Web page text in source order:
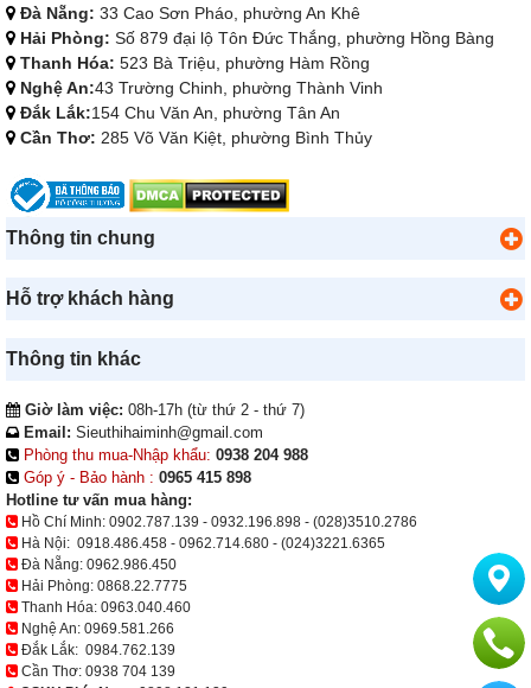
Đà Nẵng: 33 Cao Sơn Pháo, phường An Khê
Hải Phòng: Số 879 đại lộ Tôn Đức Thắng, phường Hồng Bàng
Thanh Hóa: 523 Bà Triệu, phường Hàm Rồng
Nghệ An:43 Trường Chinh, phường Thành Vinh
Đắk Lắk:154 Chu Văn An, phường Tân An
Cần Thơ: 285 Võ Văn Kiệt, phường Bình Thủy
Thông tin chung
Hỗ trợ khách hàng
Thông tin khác
Giờ làm việc: 08h-17h (từ thứ 2 - thứ 7)
Email: Sieuthihaiminh@gmail.com
Phòng thu mua-Nhập khẩu: 0938 204 988
Góp ý - Bảo hành : 0965 415 898
Hotline tư vấn mua hàng:
Hồ Chí Minh: 0902.787.139 - 0932.196.898 - (028)3510.2786
Hà Nội: 0918.486.458 - 0962.714.680 - (024)3221.6365
Đà Nẵng: 0962.986.450
Hải Phòng: 0868.22.7775
Thanh Hóa: 0963.040.460
Nghệ An: 0969.581.266
Đắk Lắk: 0984.762.139
Cần Thơ: 0938 704 139